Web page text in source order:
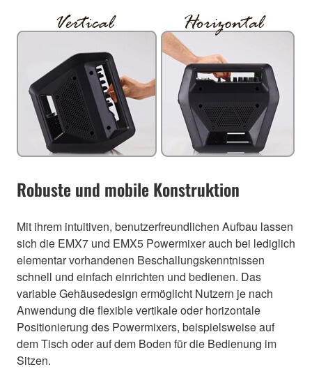
Robuste und mobile Konstruktion
Mit ihrem intuitiven, benutzerfreundlichen Aufbau lassen
sich die EMX7 und EMX5 Powermixer auch bei lediglich
elementar vorhandenen Beschallungskenntnissen
schnell und einfach einrichten und bedienen. Das
variable Gehäusedesign ermöglicht Nutzern je nach
Anwendung die flexible vertikale oder horizontale
Positionierung des Powermixers, beispielsweise auf
dem Tisch oder auf dem Boden für die Bedienung im
Sitzen.